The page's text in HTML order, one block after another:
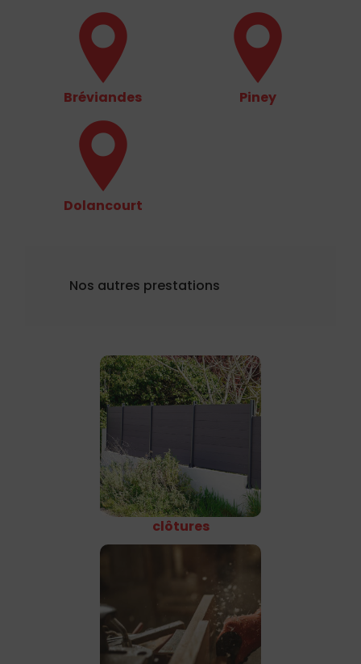
Bréviandes Piney
Dolancourt
Nos autres prestations
clôtures